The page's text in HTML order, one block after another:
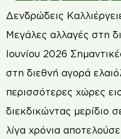
Δενδρώδεις
Μεγάλες αλλαγές στη
Ιουνίου 2026
στη διεθνή αγορά
περισσότερες χώρες
διεκδικώντας μερίδιο
λίγα χρόνια